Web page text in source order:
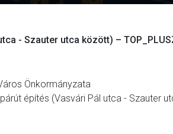
- Szauter utca között) –
Önkormányzata
építés (Vasvári Pál utca - Szauter